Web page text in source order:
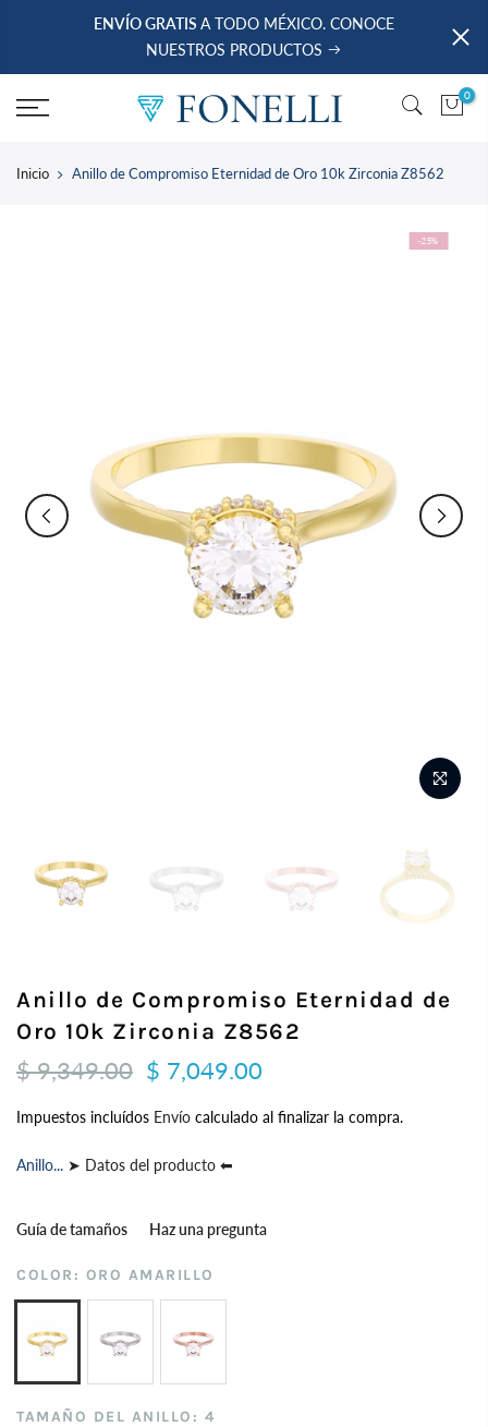
ENVÍO GRATIS A TODO MÉXICO. CONOCE
NUESTROS PRODUCTOS
0
Inicio Anillo de Compromiso Eternidad de Oro 10k Zirconia Z8562
-25%
Anillo de Compromiso Eternidad de
Oro 10k Zirconia Z8562
$ 9,349.00 $ 7,049.00
Impuestos incluídos Envío calculado al finalizar la compra.
Anillo... ➤ Datos del producto ⬅
Guía de tamaños Haz una pregunta
COLOR: ORO AMARILLO
TAMAÑO DEL ANILLO: 4